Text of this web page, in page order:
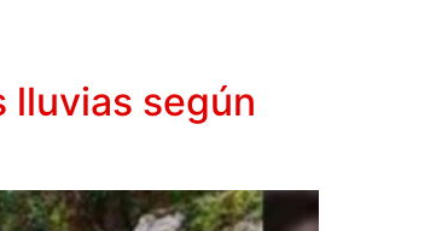
lluvias según